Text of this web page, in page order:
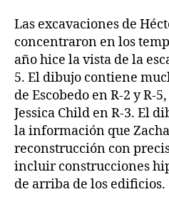
Las excavaciones de
concentraron en los
año hice la vista de la
5. El dibujo contiene
de Escobedo en R-2 y R-
Jessica Child en R-3. El
la información que
reconstrucción con
incluir construcciones
de arriba de los edificios.